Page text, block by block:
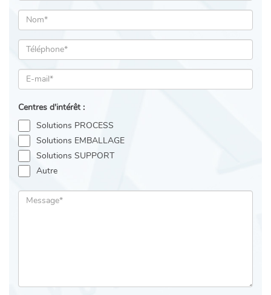
Centres d'intérêt :
Solutions PROCESS
Solutions EMBALLAGE
Solutions SUPPORT
Autre